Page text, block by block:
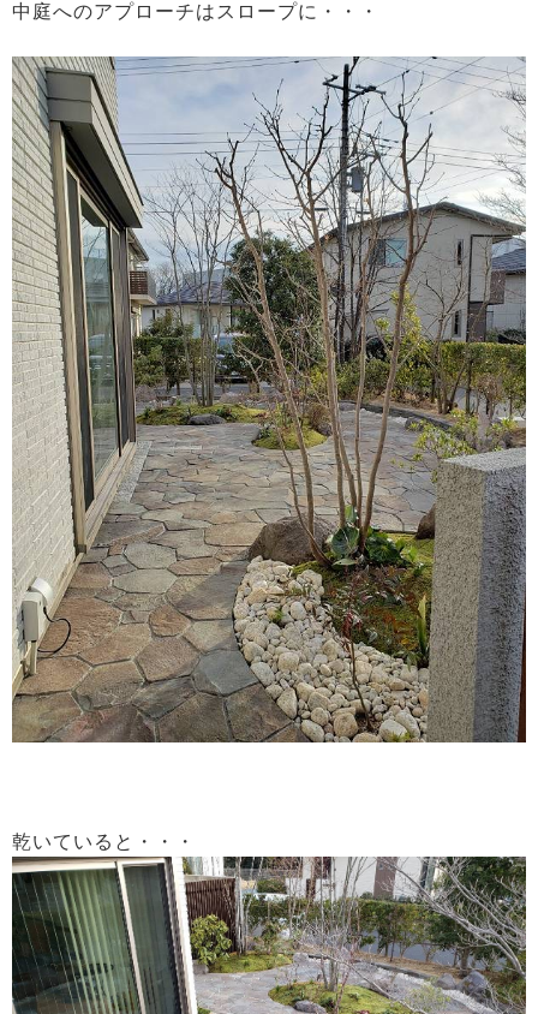
中庭へのアプローチはスロープに・・・
乾いていると・・・